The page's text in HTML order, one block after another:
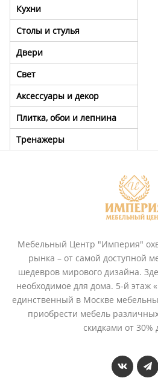
Кухни
Столы и стулья
Двери
Свет
Аксессуары и декор
Плитка, обои и лепнина
Тренажеры
Мебельный Центр "Империя"
рынка – от самой доступной
шедевров мирового дизайна.
необходимое для дома. 5-й этаж
единственный в Москве
приобрести мебель
скидками от 30%